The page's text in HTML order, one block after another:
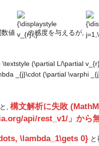
値 の感度を与えるが,
と,構文解析に失敗
api/rest_v1/」か
\lambda_1\gets 0}